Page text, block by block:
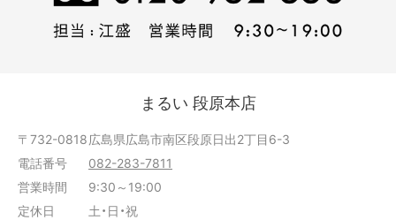
まるい 段原本店
〒732-0818広島県広島市南区段原日出2丁目6-3
電話番号
082-283-7811
営業時間
9:30～19:00
定休日
土・日・祝